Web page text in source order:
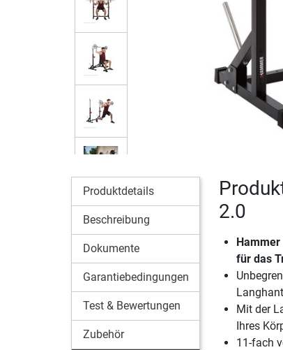
Produktdetails
Beschreibung
Dokumente
Garantiebedingungen
Test & Bewertungen
Zubehör
2.0
für das
Mit der
Ihres
11-fach